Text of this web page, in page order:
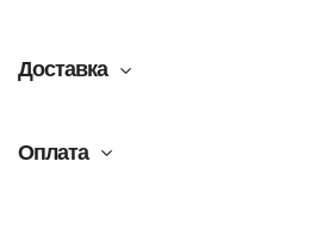
Доставка
Оплата